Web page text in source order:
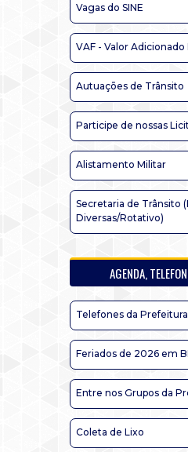
Vagas do SINE
VAF - Valor Adicionado
Autuações de Trânsito
Participe de nossas
Alistamento Militar
Secretaria de Trânsito
Diversas/Rotativo)
AGENDA,
Telefones da Prefeitura
Feriados de 2026 em
Entre nos Grupos da
Coleta de Lixo